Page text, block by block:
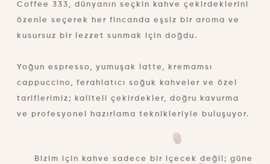
Coffee 333, dünyanın seçkin kahve çekirdeklerini
özenle seçerek her fincanda eşsiz bir aroma ve
kusursuz bir lezzet sunmak için doğdu.
Yoğun espresso, yumuşak latte, kremamsı
cappuccino, ferahlatıcı soğuk kahveler ve özel
tariflerimiz; kaliteli çekirdekler, doğru kavurma
ve profesyonel hazırlama teknikleriyle buluşuyor.
Bizim için kahve sadece bir içecek değil; güne